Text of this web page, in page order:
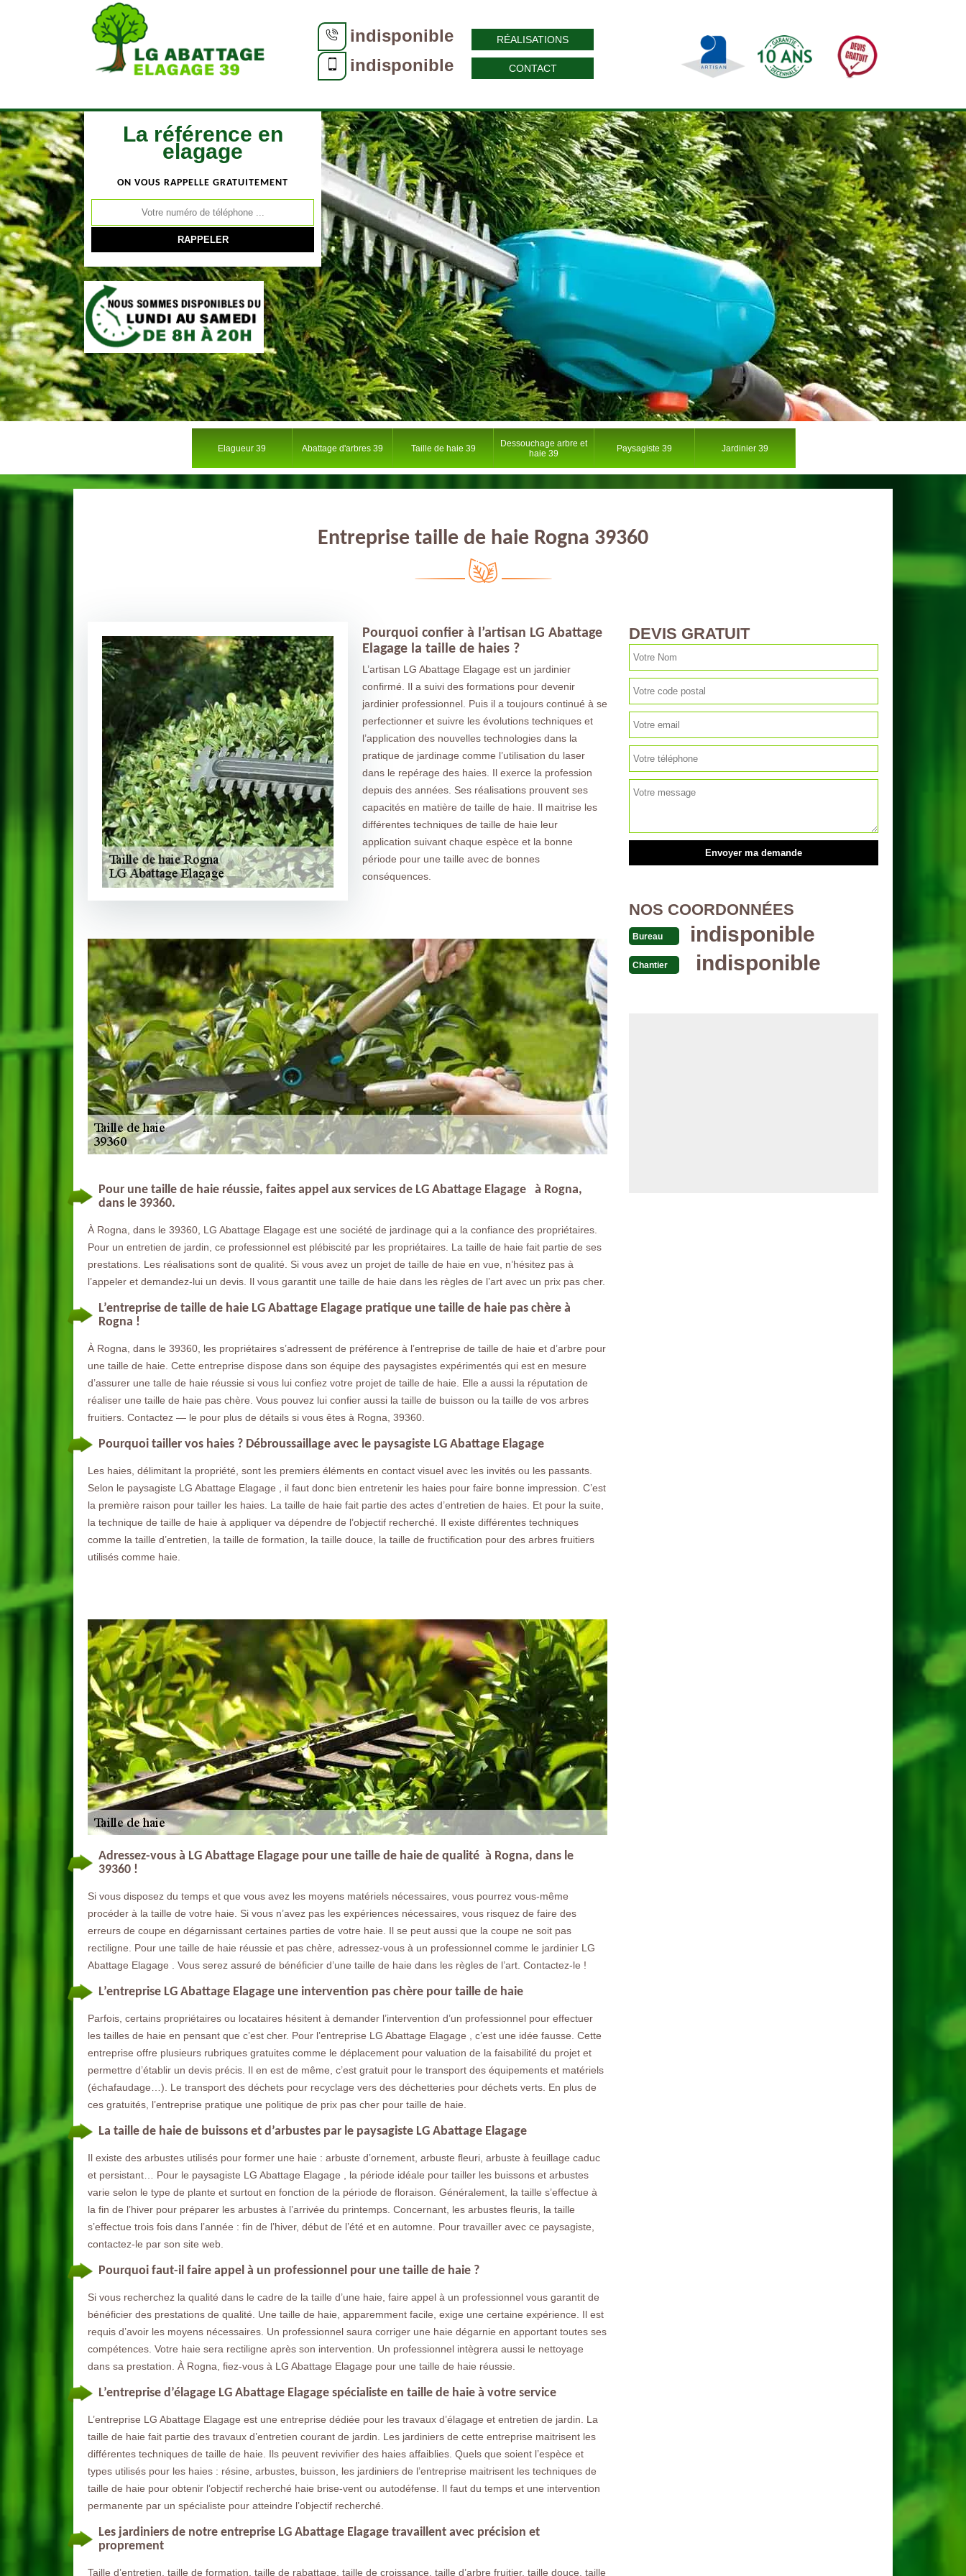
indisponible
indisponible
RÉALISATIONS
CONTACT
La référence en
elagage
ON VOUS RAPPELLE GRATUITEMENT
Elagueur 39 Abattage d'arbres 39 Taille de haie 39
Dessouchage arbre et
haie 39
Paysagiste 39 Jardinier 39
Entreprise taille de haie Rogna 39360
Pourquoi confier à l’artisan LG Abattage
Elagage la taille de haies ?
L’artisan LG Abattage Elagage est un jardinier
confirmé. Il a suivi des formations pour devenir
jardinier professionnel. Puis il a toujours continué à se
perfectionner et suivre les évolutions techniques et
l’application des nouvelles technologies dans la
pratique de jardinage comme l’utilisation du laser
dans le repérage des haies. Il exerce la profession
depuis des années. Ses réalisations prouvent ses
capacités en matière de taille de haie. Il maitrise les
différentes techniques de taille de haie leur
application suivant chaque espèce et la bonne
période pour une taille avec de bonnes
conséquences.
Pour une taille de haie réussie, faites appel aux services de LG Abattage Elagage à Rogna,
dans le 39360.
À Rogna, dans le 39360, LG Abattage Elagage est une société de jardinage qui a la confiance des propriétaires.
Pour un entretien de jardin, ce professionnel est plébiscité par les propriétaires. La taille de haie fait partie de ses
prestations. Les réalisations sont de qualité. Si vous avez un projet de taille de haie en vue, n’hésitez pas à
l’appeler et demandez-lui un devis. Il vous garantit une taille de haie dans les règles de l’art avec un prix pas cher.
L’entreprise de taille de haie LG Abattage Elagage pratique une taille de haie pas chère à
Rogna !
À Rogna, dans le 39360, les propriétaires s’adressent de préférence à l’entreprise de taille de haie et d’arbre pour
une taille de haie. Cette entreprise dispose dans son équipe des paysagistes expérimentés qui est en mesure
d’assurer une talle de haie réussie si vous lui confiez votre projet de taille de haie. Elle a aussi la réputation de
réaliser une taille de haie pas chère. Vous pouvez lui confier aussi la taille de buisson ou la taille de vos arbres
fruitiers. Contactez — le pour plus de détails si vous êtes à Rogna, 39360.
Pourquoi tailler vos haies ? Débroussaillage avec le paysagiste LG Abattage Elagage
Les haies, délimitant la propriété, sont les premiers éléments en contact visuel avec les invités ou les passants.
Selon le paysagiste LG Abattage Elagage , il faut donc bien entretenir les haies pour faire bonne impression. C’est
la première raison pour tailler les haies. La taille de haie fait partie des actes d’entretien de haies. Et pour la suite,
la technique de taille de haie à appliquer va dépendre de l’objectif recherché. Il existe différentes techniques
comme la taille d’entretien, la taille de formation, la taille douce, la taille de fructification pour des arbres fruitiers
utilisés comme haie.
Adressez-vous à LG Abattage Elagage pour une taille de haie de qualité à Rogna, dans le
39360 !
Si vous disposez du temps et que vous avez les moyens matériels nécessaires, vous pourrez vous-même
procéder à la taille de votre haie. Si vous n’avez pas les expériences nécessaires, vous risquez de faire des
erreurs de coupe en dégarnissant certaines parties de votre haie. Il se peut aussi que la coupe ne soit pas
rectiligne. Pour une taille de haie réussie et pas chère, adressez-vous à un professionnel comme le jardinier LG
Abattage Elagage . Vous serez assuré de bénéficier d’une taille de haie dans les règles de l’art. Contactez-le !
L’entreprise LG Abattage Elagage une intervention pas chère pour taille de haie
Parfois, certains propriétaires ou locataires hésitent à demander l’intervention d’un professionnel pour effectuer
les tailles de haie en pensant que c’est cher. Pour l’entreprise LG Abattage Elagage , c’est une idée fausse. Cette
entreprise offre plusieurs rubriques gratuites comme le déplacement pour valuation de la faisabilité du projet et
permettre d’établir un devis précis. Il en est de même, c’est gratuit pour le transport des équipements et matériels
(échafaudage…). Le transport des déchets pour recyclage vers des déchetteries pour déchets verts. En plus de
ces gratuités, l’entreprise pratique une politique de prix pas cher pour taille de haie.
La taille de haie de buissons et d’arbustes par le paysagiste LG Abattage Elagage
Il existe des arbustes utilisés pour former une haie : arbuste d’ornement, arbuste fleuri, arbuste à feuillage caduc
et persistant… Pour le paysagiste LG Abattage Elagage , la période idéale pour tailler les buissons et arbustes
varie selon le type de plante et surtout en fonction de la période de floraison. Généralement, la taille s’effectue à
la fin de l’hiver pour préparer les arbustes à l’arrivée du printemps. Concernant, les arbustes fleuris, la taille
s’effectue trois fois dans l’année : fin de l’hiver, début de l’été et en automne. Pour travailler avec ce paysagiste,
contactez-le par son site web.
Pourquoi faut-il faire appel à un professionnel pour une taille de haie ?
Si vous recherchez la qualité dans le cadre de la taille d’une haie, faire appel à un professionnel vous garantit de
bénéficier des prestations de qualité. Une taille de haie, apparemment facile, exige une certaine expérience. Il est
requis d’avoir les moyens nécessaires. Un professionnel saura corriger une haie dégarnie en apportant toutes ses
compétences. Votre haie sera rectiligne après son intervention. Un professionnel intègrera aussi le nettoyage
dans sa prestation. À Rogna, fiez-vous à LG Abattage Elagage pour une taille de haie réussie.
L’entreprise d’élagage LG Abattage Elagage spécialiste en taille de haie à votre service
L’entreprise LG Abattage Elagage est une entreprise dédiée pour les travaux d’élagage et entretien de jardin. La
taille de haie fait partie des travaux d’entretien courant de jardin. Les jardiniers de cette entreprise maitrisent les
différentes techniques de taille de haie. Ils peuvent revivifier des haies affaiblies. Quels que soient l’espèce et
types utilisés pour les haies : résine, arbustes, buisson, les jardiniers de l’entreprise maitrisent les techniques de
taille de haie pour obtenir l’objectif recherché haie brise-vent ou autodéfense. Il faut du temps et une intervention
permanente par un spécialiste pour atteindre l’objectif recherché.
Les jardiniers de notre entreprise LG Abattage Elagage travaillent avec précision et
proprement
Taille d’entretien, taille de formation, taille de rabattage, taille de croissance, taille d’arbre fruitier, taille douce, taille
DEVIS GRATUIT
NOS COORDONNÉES
Bureau indisponible
Chantier indisponible